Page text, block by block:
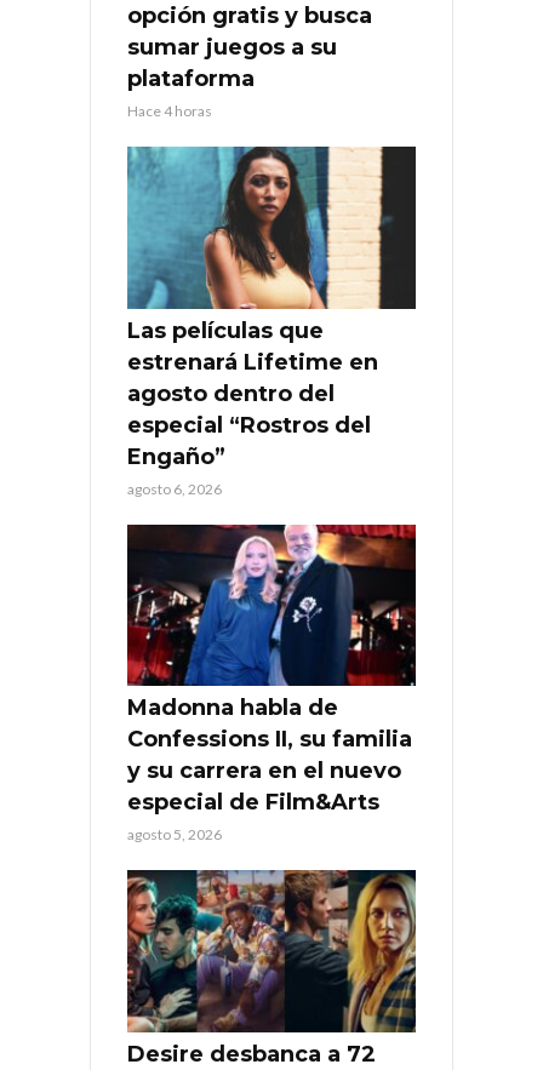
opción gratis y busca
sumar juegos a su
plataforma
Hace 4 horas
Las películas que
estrenará Lifetime en
agosto dentro del
especial “Rostros del
Engaño”
agosto 6, 2026
Madonna habla de
Confessions II, su familia
y su carrera en el nuevo
especial de Film&Arts
agosto 5, 2026
Desire desbanca a 72